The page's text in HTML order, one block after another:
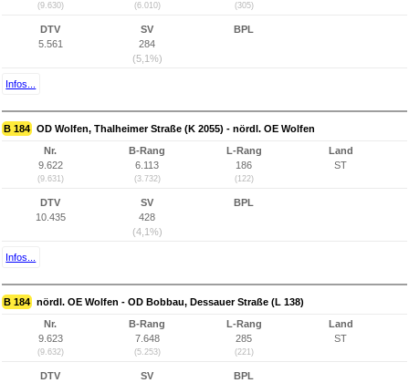
(9.630) (6.010) (305)
DTV
5.561
SV
284
(5,1%)
BPL
Infos...
B 184 OD Wolfen, Thalheimer Straße (K 2055) - nördl. OE Wolfen
Nr.
9.622
(9.631)
B-Rang
6.113
(3.732)
L-Rang
186
(122)
Land
ST
DTV
10.435
SV
428
(4,1%)
BPL
Infos...
B 184 nördl. OE Wolfen - OD Bobbau, Dessauer Straße (L 138)
Nr.
9.623
(9.632)
B-Rang
7.648
(5.253)
L-Rang
285
(221)
Land
ST
DTV
SV
BPL